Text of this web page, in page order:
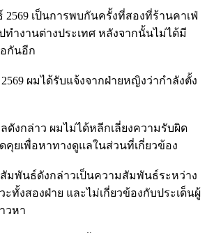
2569 เป็นการพบกันครั้งที่สองที่ร้านคาเฟ่
ทำงานต่างประเทศ หลังจากนั้นไม่ได้มี
กันอีก
ผมได้รับแจ้งจากฝ่ายหญิงว่ากำลังตั้ง
ดังกล่าว ผมไม่ได้หลีกเลี่ยงความรับผิด
คุยเพื่อหาทางดูแลในส่วนที่เกี่ยวข้อง
มพันธ์ดังกล่าวเป็นความสัมพันธ์ระหว่าง
ทั้งสองฝ่าย และไม่เกี่ยวข้องกับประเด็นผู้
วหา